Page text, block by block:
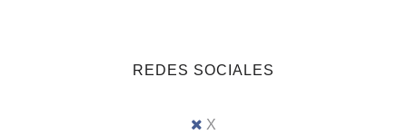
REDES SOCIALES
X